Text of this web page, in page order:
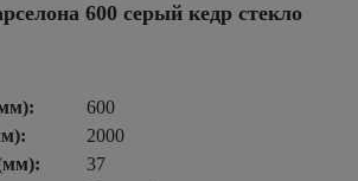
600 серый кедр стекло
600
2000
37